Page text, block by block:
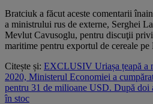
Bratciuk a făcut aceste comentarii
a ministrului rus de externe, Serghei
Mevlut Cavusoglu, pentru discuţii
maritime pentru exportul de cereale pe
Citește și: EXCLUSIV Uriașa țeapă a
2020, Ministerul Economiei a
pentru 31 de milioane USD. După doi
în stoc